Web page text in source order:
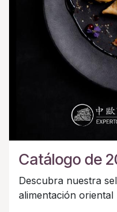
Catálogo de
Descubra nuestra
alimentación oriental